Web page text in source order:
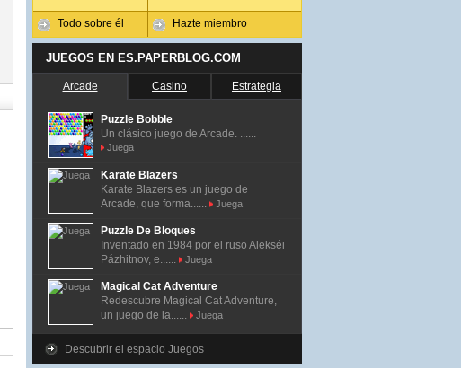
Todo sobre él Hazte miembro
JUEGOS EN ES.PAPERBLOG.COM
Arcade Casino Estrategia
Puzzle Bobble
Un clásico juego de Arcade. ......
Juega
Karate Blazers
Karate Blazers es un juego de
Arcade, que forma......
Juega
Puzzle De Bloques
Inventado en 1984 por el ruso Alekséi
Pázhitnov, e......
Juega
Magical Cat Adventure
Redescubre Magical Cat Adventure,
un juego de la......
Juega
Descubrir el espacio Juegos